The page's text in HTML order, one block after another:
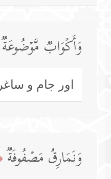
وَأَكۡوَابࣱ مَّوۡضُوعَةࣱ
اور جام و
وَنَمَارِقُ مَصۡفُوفَةࣱ